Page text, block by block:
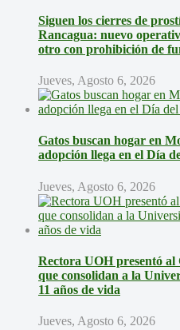
Siguen los cierres de
Rancagua: nuevo
otro con prohibición de
Jueves, Agosto 6, 2026
Gatos buscan hogar en
adopción llega en el Día
Jueves, Agosto 6, 2026
Rectora UOH presentó al
que consolidan a la
11 años de vida
Jueves, Agosto 6, 2026